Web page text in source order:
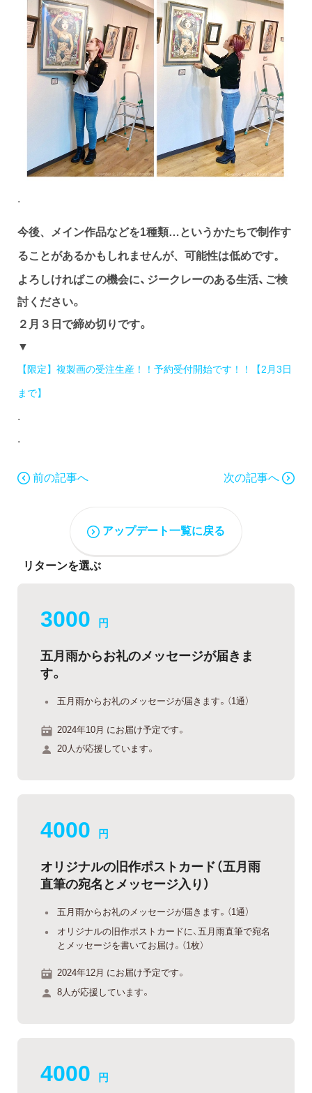
.
今後、メイン作品などを1種類…というかたちで制作す
ることがあるかもしれませんが、可能性は低めです。
よろしければこの機会に、ジークレーのある生活、ご検
討ください。
２月３日で締め切りです。
▼
【限定】複製画の受注生産！！予約受付開始です！！【2月3日
まで】
.
.
前の記事へ 次の記事へ
アップデート一覧に戻る
リターンを選ぶ
3000 円
五月雨からお礼のメッセージが届きま
す。
五月雨からお礼のメッセージが届きます。（1通）
2024年10月 にお届け予定です。
20人が応援しています。
4000 円
オリジナルの旧作ポストカード（五月雨
直筆の宛名とメッセージ入り）
五月雨からお礼のメッセージが届きます。（1通）
オリジナルの旧作ポストカードに、五月雨直筆で宛名
とメッセージを書いてお届け。（1枚）
2024年12月 にお届け予定です。
8人が応援しています。
4000 円